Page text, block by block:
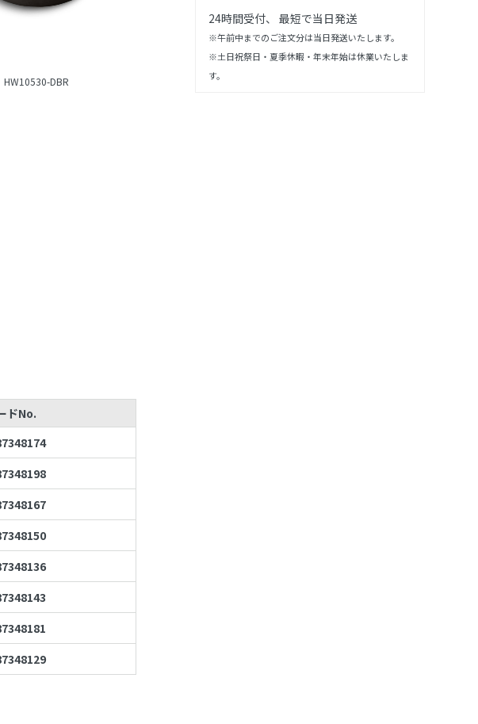
HW10530-DBR
ドNo.
24時間受付、 最短で当日発送
※午前中までのご注文分は当日発送いたします。
※土日祝祭日・夏季休暇・年末年始は休業いたしま
す。